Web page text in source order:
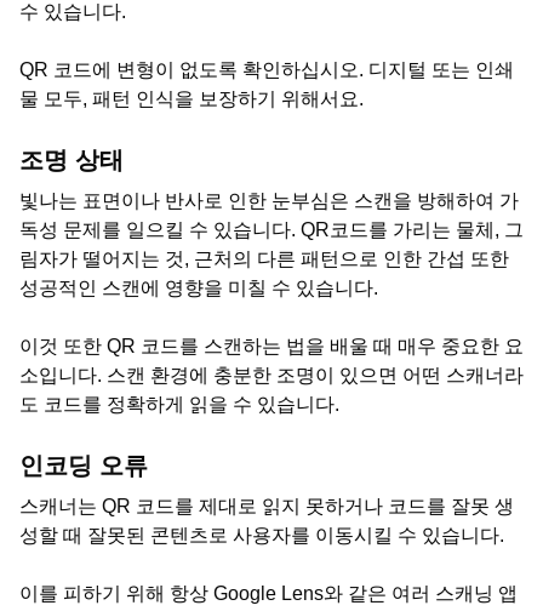
수 있습니다.
QR 코드에 변형이 없도록 확인하십시오. 디지털 또는 인쇄
물 모두, 패턴 인식을 보장하기 위해서요.
조명 상태
빛나는 표면이나 반사로 인한 눈부심은 스캔을 방해하여 가
독성 문제를 일으킬 수 있습니다. QR코드를 가리는 물체, 그
림자가 떨어지는 것, 근처의 다른 패턴으로 인한 간섭 또한
성공적인 스캔에 영향을 미칠 수 있습니다.
이것 또한 QR 코드를 스캔하는 법을 배울 때 매우 중요한 요
소입니다. 스캔 환경에 충분한 조명이 있으면 어떤 스캐너라
도 코드를 정확하게 읽을 수 있습니다.
인코딩 오류
스캐너는 QR 코드를 제대로 읽지 못하거나 코드를 잘못 생
성할 때 잘못된 콘텐츠로 사용자를 이동시킬 수 있습니다.
이를 피하기 위해 항상 Google Lens와 같은 여러 스캐닝 앱